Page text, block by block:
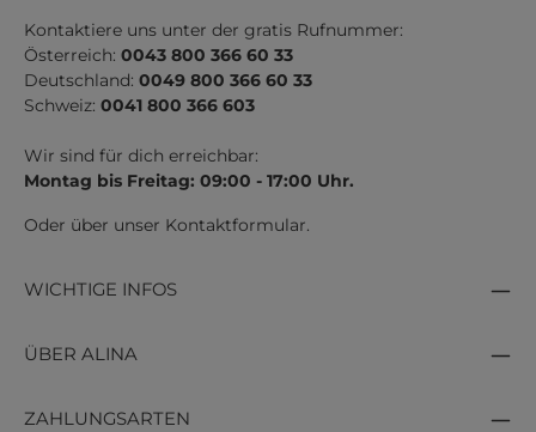
Kontaktiere uns unter der gratis Rufnummer:
Österreich: 0043 800 366 60 33
Deutschland: 0049 800 366 60 33
Schweiz: 0041 800 366 603
Wir sind für dich erreichbar:
Montag bis Freitag: 09:00 - 17:00 Uhr.
Oder über unser Kontaktformular.
WICHTIGE INFOS
ÜBER ALINA
ZAHLUNGSARTEN